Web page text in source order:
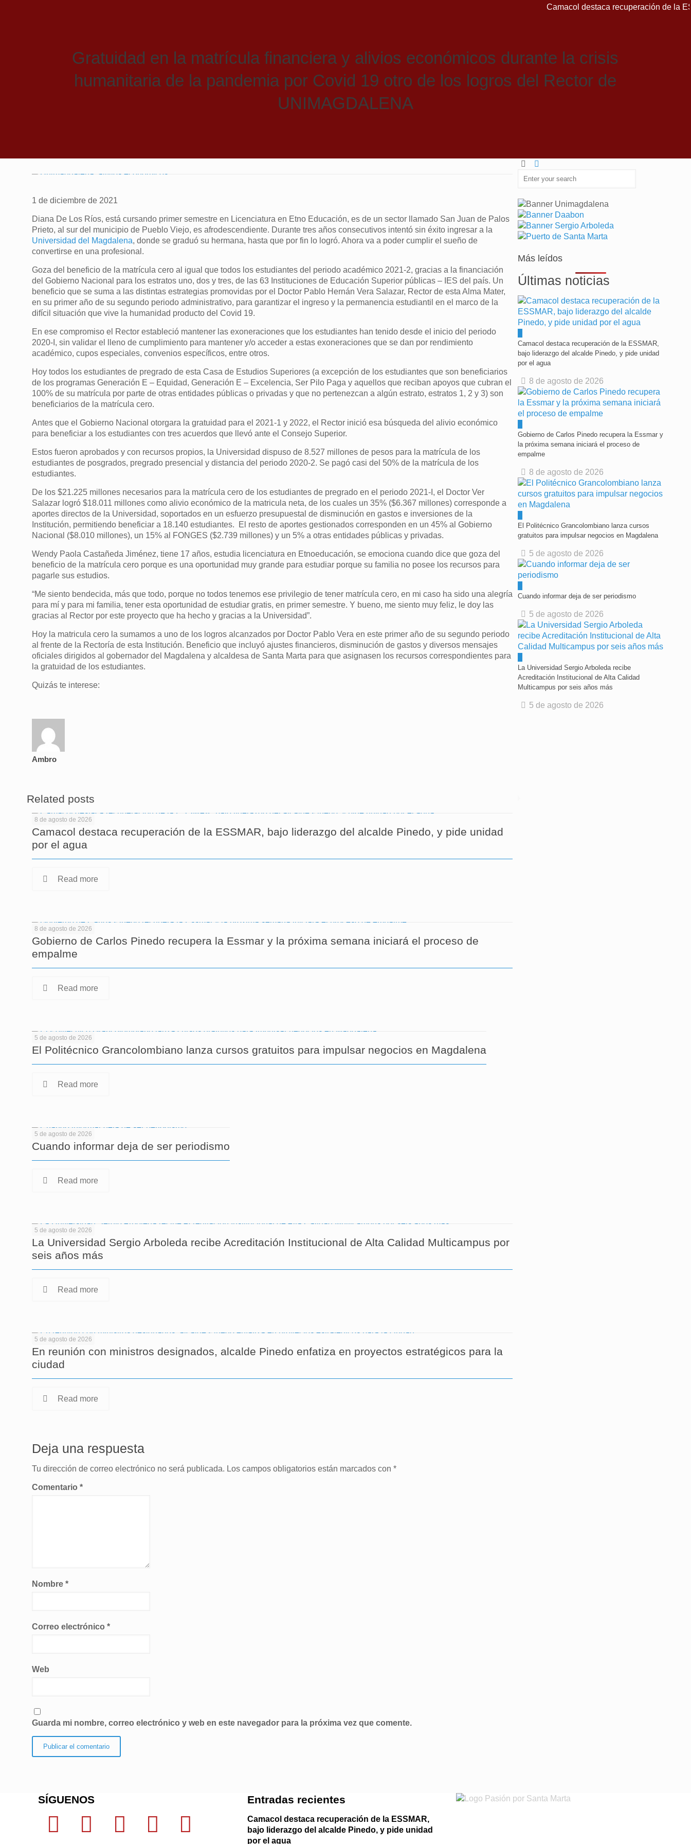
Camacol destaca recuperación de la
Gratuidad en la matrícula financiera y alivios económicos durante la crisis
humanitaria de la pandemia por Covid 19 otro de los logros del Rector de
UNIMAGDALENA
1 de diciembre de 2021
Diana De Los Ríos, está cursando primer semestre en Licenciatura en Etno Educación, es de un sector llamado San Juan de Palos
Prieto, al sur del municipio de Pueblo Viejo, es afrodescendiente. Durante tres años consecutivos intentó sin éxito ingresar a la
Universidad del Magdalena, donde se graduó su hermana, hasta que por fin lo logró. Ahora va a poder cumplir el sueño de
convertirse en una profesional.
Goza del beneficio de la matrícula cero al igual que todos los estudiantes del periodo académico 2021-2, gracias a la financiación
del Gobierno Nacional para los estratos uno, dos y tres, de las 63 Instituciones de Educación Superior públicas – IES del país. Un
beneficio que se suma a las distintas estrategias promovidas por el Doctor Pablo Hernán Vera Salazar, Rector de esta Alma Mater,
en su primer año de su segundo periodo administrativo, para garantizar el ingreso y la permanencia estudiantil en el marco de la
difícil situación que vive la humanidad producto del Covid 19.
En ese compromiso el Rector estableció mantener las exoneraciones que los estudiantes han tenido desde el inicio del periodo
2020-I, sin validar el lleno de cumplimiento para mantener y/o acceder a estas exoneraciones que se dan por rendimiento
académico, cupos especiales, convenios específicos, entre otros.
Hoy todos los estudiantes de pregrado de esta Casa de Estudios Superiores (a excepción de los estudiantes que son beneficiarios
de los programas Generación E – Equidad, Generación E – Excelencia, Ser Pilo Paga y aquellos que reciban apoyos que cubran el
100% de su matrícula por parte de otras entidades públicas o privadas y que no pertenezcan a algún estrato, estratos 1, 2 y 3) son
beneficiarios de la matrícula cero.
Antes que el Gobierno Nacional otorgara la gratuidad para el 2021-1 y 2022, el Rector inició esa búsqueda del alivio económico
para beneficiar a los estudiantes con tres acuerdos que llevó ante el Consejo Superior.
Estos fueron aprobados y con recursos propios, la Universidad dispuso de 8.527 millones de pesos para la matrícula de los
estudiantes de posgrados, pregrado presencial y distancia del periodo 2020-2. Se pagó casi del 50% de la matrícula de los
estudiantes.
De los $21.225 millones necesarios para la matrícula cero de los estudiantes de pregrado en el periodo 2021-I, el Doctor Ver
Salazar logró $18.011 millones como alivio económico de la matricula neta, de los cuales un 35% ($6.367 millones) corresponde a
aportes directos de la Universidad, soportados en un esfuerzo presupuestal de disminución en gastos e inversiones de la
Institución, permitiendo beneficiar a 18.140 estudiantes. El resto de aportes gestionados corresponden en un 45% al Gobierno
Nacional ($8.010 millones), un 15% al FONGES ($2.739 millones) y un 5% a otras entidades públicas y privadas.
Wendy Paola Castañeda Jiménez, tiene 17 años, estudia licenciatura en Etnoeducación, se emociona cuando dice que goza del
beneficio de la matrícula cero porque es una oportunidad muy grande para estudiar porque su familia no posee los recursos para
pagarle sus estudios.
“Me siento bendecida, más que todo, porque no todos tenemos ese privilegio de tener matrícula cero, en mi caso ha sido una alegría
para mí y para mi familia, tener esta oportunidad de estudiar gratis, en primer semestre. Y bueno, me siento muy feliz, le doy las
gracias al Rector por este proyecto que ha hecho y gracias a la Universidad”.
Hoy la matricula cero la sumamos a uno de los logros alcanzados por Doctor Pablo Vera en este primer año de su segundo periodo
al frente de la Rectoría de esta Institución. Beneficio que incluyó ajustes financieros, disminución de gastos y diversos mensajes
oficiales dirigidos al gobernador del Magdalena y alcaldesa de Santa Marta para que asignasen los recursos correspondientes para
la gratuidad de los estudiantes.
Quizás te interese:
Ambro
Related posts
8 de agosto de 2026
Camacol destaca recuperación de la ESSMAR, bajo liderazgo del alcalde Pinedo, y pide unidad
por el agua
Read more
8 de agosto de 2026
Gobierno de Carlos Pinedo recupera la Essmar y la próxima semana iniciará el proceso de
empalme
Read more
5 de agosto de 2026
El Politécnico Grancolombiano lanza cursos gratuitos para impulsar negocios en Magdalena
Read more
5 de agosto de 2026
Cuando informar deja de ser periodismo
Read more
5 de agosto de 2026
La Universidad Sergio Arboleda recibe Acreditación Institucional de Alta Calidad Multicampus por
seis años más
Read more
5 de agosto de 2026
En reunión con ministros designados, alcalde Pinedo enfatiza en proyectos estratégicos para la
ciudad
Read more
Deja una respuesta
Tu dirección de correo electrónico no será publicada. Los campos obligatorios están marcados con *
Comentario *
Nombre *
Correo electrónico *
Web
Guarda mi nombre, correo electrónico y web en este navegador para la próxima vez que comente.
Más leídos
Últimas noticias
Camacol destaca recuperación de la ESSMAR,
bajo liderazgo del alcalde Pinedo, y pide unidad
por el agua
8 de agosto de 2026
Gobierno de Carlos Pinedo recupera la Essmar y
la próxima semana iniciará el proceso de
empalme
8 de agosto de 2026
El Politécnico Grancolombiano lanza cursos
gratuitos para impulsar negocios en Magdalena
5 de agosto de 2026
Cuando informar deja de ser periodismo
5 de agosto de 2026
La Universidad Sergio Arboleda recibe
Acreditación Institucional de Alta Calidad
Multicampus por seis años más
5 de agosto de 2026
SÍGUENOS Entradas recientes
Camacol destaca recuperación de la ESSMAR,
bajo liderazgo del alcalde Pinedo, y pide unidad
por el agua